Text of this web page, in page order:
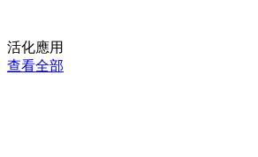
活化應用
查看全部